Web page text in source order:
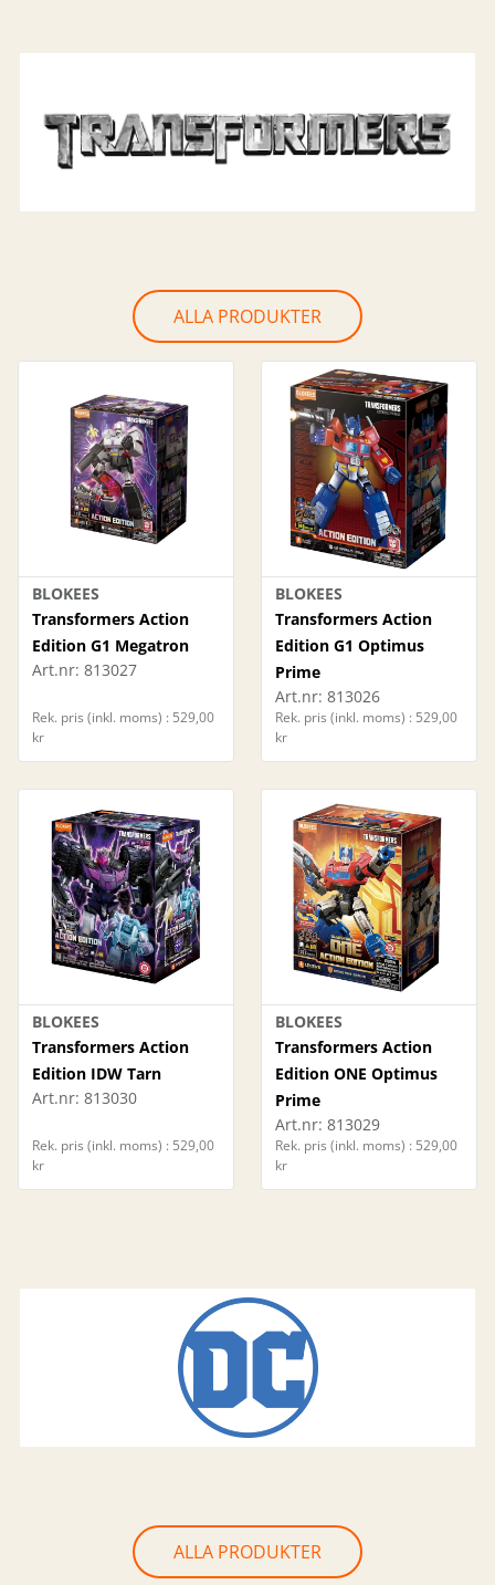
ALLA PRODUKTER
BLOKEES
Transformers Action
Edition G1 Megatron
Art.nr: 813027
Rek. pris (inkl. moms) : 529,00
kr
BLOKEES
Transformers Action
Edition G1 Optimus
Prime
Art.nr: 813026
Rek. pris (inkl. moms) : 529,00
kr
BLOKEES
Transformers Action
Edition IDW Tarn
Art.nr: 813030
Rek. pris (inkl. moms) : 529,00
kr
BLOKEES
Transformers Action
Edition ONE Optimus
Prime
Art.nr: 813029
Rek. pris (inkl. moms) : 529,00
kr
ALLA PRODUKTER